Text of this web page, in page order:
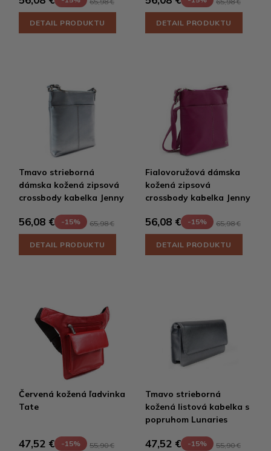
DETAIL PRODUKTU DETAIL PRODUKTU
Tmavo strieborná
dámska kožená zipsová
crossbody kabelka Jenny
56,08 € -15% 65,98 €
DETAIL PRODUKTU
Fialovoružová dámska
kožená zipsová
crossbody kabelka Jenny
56,08 € -15% 65,98 €
DETAIL PRODUKTU
Červená kožená ľadvinka
Tate
47,52 € -15% 55,90 €
Tmavo strieborná
kožená listová kabelka s
popruhom Lunaries
47,52 € -15% 55,90 €